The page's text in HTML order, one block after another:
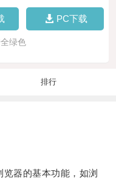
PC下载
绿色
排行
器的基本功能，如浏